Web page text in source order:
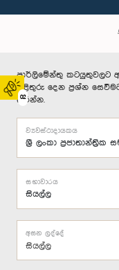
02
පාර්ලිමේන්තු කටයුතුවලට
පිළිතුරු දෙන ප්‍රශ්න
කරන්න.
ව්‍යවස්ථාදායකය
සභාවාරය
සියල්ල
අසන ලද්දේ